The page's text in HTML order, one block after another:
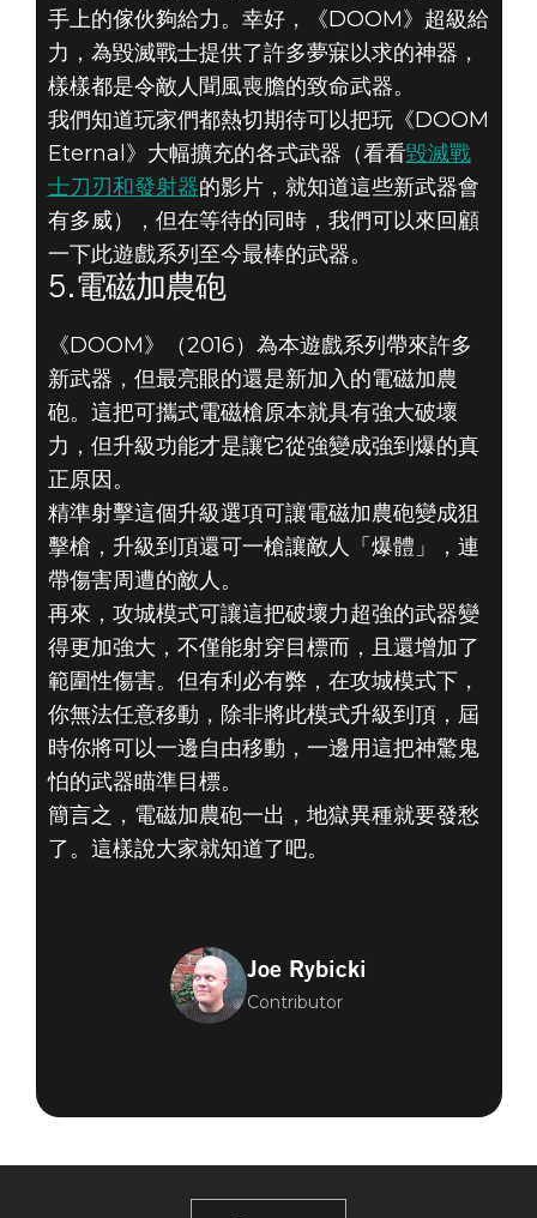
DOOM® Eternal
2019年6月03日
《DOOM》五大
武器 - 5.電磁加
農砲
手上的傢伙夠給力。幸好，《DOOM》超級給
力，為毀滅戰士提供了許多夢寐以求的神器，
樣樣都是令敵人聞風喪膽的致命武器。
我們知道玩家們都熱切期待可以把玩《DOOM
Eternal》大幅擴充的各式武器（看看毀滅戰
士刀刃和發射器的影片，就知道這些新武器會
有多威），但在等待的同時，我們可以來回顧
一下此遊戲系列至今最棒的武器。
5.電磁加農砲
《DOOM》（2016）為本遊戲系列帶來許多
新武器，但最亮眼的還是新加入的電磁加農
砲。這把可攜式電磁槍原本就具有強大破壞
力，但升級功能才是讓它從強變成強到爆的真
正原因。
精準射擊這個升級選項可讓電磁加農砲變成狙
擊槍，升級到頂還可一槍讓敵人「爆體」，連
帶傷害周遭的敵人。
再來，攻城模式可讓這把破壞力超強的武器變
得更加強大，不僅能射穿目標而，且還增加了
範圍性傷害。但有利必有弊，在攻城模式下，
你無法任意移動，除非將此模式升級到頂，屆
時你將可以一邊自由移動，一邊用這把神驚鬼
怕的武器瞄準目標。
簡言之，電磁加農砲一出，地獄異種就要發愁
了。這樣說大家就知道了吧。
Joe Rybicki
Contributor